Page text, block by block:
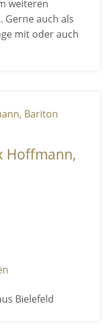
weiteren
Gerne auch als
mit oder auch
Hoffmann,
Bielefeld